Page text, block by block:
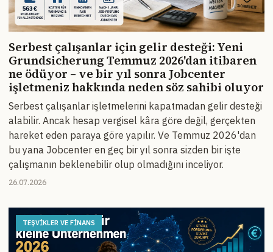
Serbest çalışanlar için gelir desteği: Yeni
Grundsicherung Temmuz 2026'dan itibaren
ne ödüyor – ve bir yıl sonra Jobcenter
işletmeniz hakkında neden söz sahibi oluyor
Serbest çalışanlar işletmelerini kapatmadan gelir desteği
alabilir. Ancak hesap vergisel kâra göre değil, gerçekten
hareket eden paraya göre yapılır. Ve Temmuz 2026'dan
bu yana Jobcenter en geç bir yıl sonra sizden bir işte
çalışmanın beklenebilir olup olmadığını inceliyor.
26.07.2026
TEŞVIKLER VE FINANS